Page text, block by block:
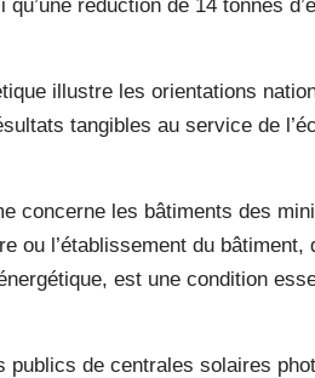
qu’une réduction de 14 tonnes
illustre les orientations
tangibles au service de
concerne les bâtiments des
ou l’établissement du
est une condition
de centrales solaires